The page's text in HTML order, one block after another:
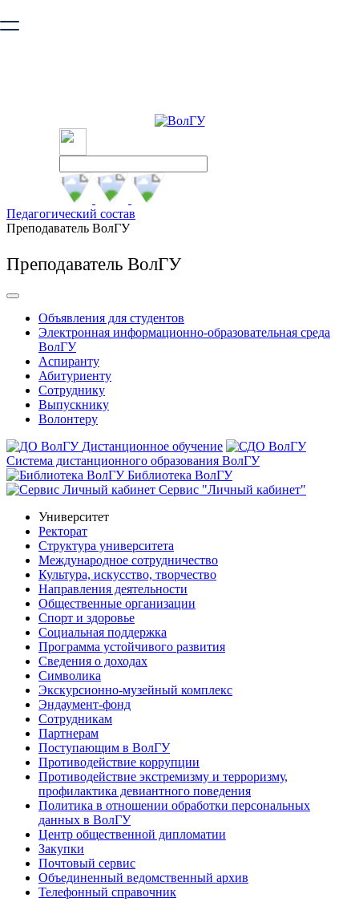
безопасную работу с сайтом. Пожалуйста
Педагогический состав
Преподаватель ВолГУ
Преподаватель ВолГУ
Объявления для студентов
Электронная информационно-образовательная среда
ВолГУ
Аспиранту
Абитуриенту
Сотруднику
Выпускнику
Волонтеру
Дистанционное обучение
Система дистанционного образования ВолГУ
Библиотека ВолГУ
Сервис "Личный кабинет"
Университет
Ректорат
Структура университета
Международное сотрудничество
Культура, искусство, творчество
Направления деятельности
Общественные организации
Спорт и здоровье
Социальная поддержка
Программа устойчивого развития
Сведения о доходах
Символика
Экскурсионно-музейный комплекс
Эндаумент-фонд
Сотрудникам
Партнерам
Поступающим в ВолГУ
Противодействие коррупции
Противодействие экстремизму и терроризму,
профилактика девиантного поведения
Политика в отношении обработки персональных
данных в ВолГУ
Центр общественной дипломатии
Закупки
Почтовый сервис
Объединенный ведомственный архив
Телефонный справочник